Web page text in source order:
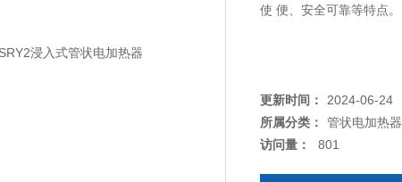
使 便、安全可靠等特点。
更新时间：
2024-06-24
所属分类：
管状电加热器
访问量：
801